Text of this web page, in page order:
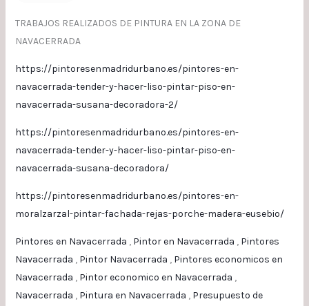
TRABAJOS REALIZADOS DE PINTURA EN LA ZONA DE
NAVACERRADA
https://pintoresenmadridurbano.es/pintores-en-
navacerrada-tender-y-hacer-liso-pintar-piso-en-
navacerrada-susana-decoradora-2/
https://pintoresenmadridurbano.es/pintores-en-
navacerrada-tender-y-hacer-liso-pintar-piso-en-
navacerrada-susana-decoradora/
https://pintoresenmadridurbano.es/pintores-en-
moralzarzal-pintar-fachada-rejas-porche-madera-eusebio/
Pintores en Navacerrada , Pintor en Navacerrada , Pintores
Navacerrada , Pintor Navacerrada , Pintores economicos en
Navacerrada , Pintor economico en Navacerrada ,
Navacerrada , Pintura en Navacerrada , Presupuesto de